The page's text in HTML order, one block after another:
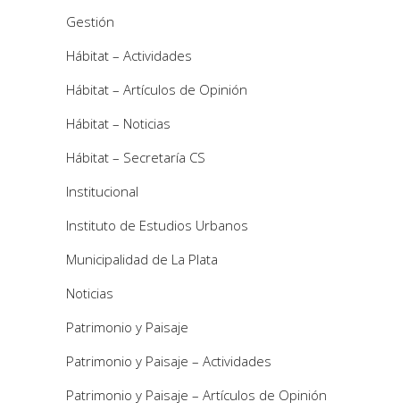
Gestión
Hábitat – Actividades
Hábitat – Artículos de Opinión
Hábitat – Noticias
Hábitat – Secretaría CS
Institucional
Instituto de Estudios Urbanos
Municipalidad de La Plata
Noticias
Patrimonio y Paisaje
Patrimonio y Paisaje – Actividades
Patrimonio y Paisaje – Artículos de Opinión